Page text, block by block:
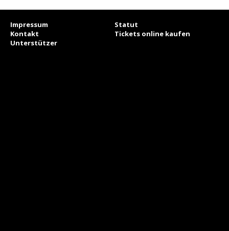
Impressum
Statut
Kontakt
Tickets online kaufen
Unterstützer